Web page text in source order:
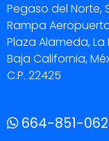
Pegaso del Norte,
Rampa
Plaza Alameda,
Baja California,
C.P. 22425
664-851-